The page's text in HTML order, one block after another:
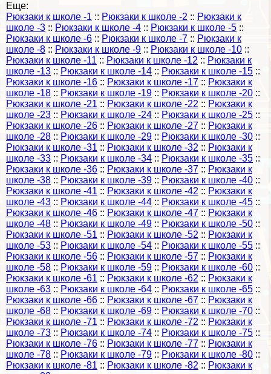
Еще:
Рюкзаки к школе -1 :: Рюкзаки к школе -2 :: Рюкзаки к
школе -3 :: Рюкзаки к школе -4 :: Рюкзаки к школе -5 ::
Рюкзаки к школе -6 :: Рюкзаки к школе -7 :: Рюкзаки к
школе -8 :: Рюкзаки к школе -9 :: Рюкзаки к школе -10 ::
Рюкзаки к школе -11 :: Рюкзаки к школе -12 :: Рюкзаки к
школе -13 :: Рюкзаки к школе -14 :: Рюкзаки к школе -15 ::
Рюкзаки к школе -16 :: Рюкзаки к школе -17 :: Рюкзаки к
школе -18 :: Рюкзаки к школе -19 :: Рюкзаки к школе -20 ::
Рюкзаки к школе -21 :: Рюкзаки к школе -22 :: Рюкзаки к
школе -23 :: Рюкзаки к школе -24 :: Рюкзаки к школе -25 ::
Рюкзаки к школе -26 :: Рюкзаки к школе -27 :: Рюкзаки к
школе -28 :: Рюкзаки к школе -29 :: Рюкзаки к школе -30 ::
Рюкзаки к школе -31 :: Рюкзаки к школе -32 :: Рюкзаки к
школе -33 :: Рюкзаки к школе -34 :: Рюкзаки к школе -35 ::
Рюкзаки к школе -36 :: Рюкзаки к школе -37 :: Рюкзаки к
школе -38 :: Рюкзаки к школе -39 :: Рюкзаки к школе -40 ::
Рюкзаки к школе -41 :: Рюкзаки к школе -42 :: Рюкзаки к
школе -43 :: Рюкзаки к школе -44 :: Рюкзаки к школе -45 ::
Рюкзаки к школе -46 :: Рюкзаки к школе -47 :: Рюкзаки к
школе -48 :: Рюкзаки к школе -49 :: Рюкзаки к школе -50 ::
Рюкзаки к школе -51 :: Рюкзаки к школе -52 :: Рюкзаки к
школе -53 :: Рюкзаки к школе -54 :: Рюкзаки к школе -55 ::
Рюкзаки к школе -56 :: Рюкзаки к школе -57 :: Рюкзаки к
школе -58 :: Рюкзаки к школе -59 :: Рюкзаки к школе -60 ::
Рюкзаки к школе -61 :: Рюкзаки к школе -62 :: Рюкзаки к
школе -63 :: Рюкзаки к школе -64 :: Рюкзаки к школе -65 ::
Рюкзаки к школе -66 :: Рюкзаки к школе -67 :: Рюкзаки к
школе -68 :: Рюкзаки к школе -69 :: Рюкзаки к школе -70 ::
Рюкзаки к школе -71 :: Рюкзаки к школе -72 :: Рюкзаки к
школе -73 :: Рюкзаки к школе -74 :: Рюкзаки к школе -75 ::
Рюкзаки к школе -76 :: Рюкзаки к школе -77 :: Рюкзаки к
школе -78 :: Рюкзаки к школе -79 :: Рюкзаки к школе -80 ::
Рюкзаки к школе -81 :: Рюкзаки к школе -82 :: Рюкзаки к